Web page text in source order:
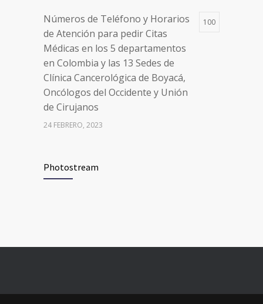
Números de Teléfono y Horarios
de Atención para pedir Citas
Médicas en los 5 departamentos
en Colombia y las 13 Sedes de
Clínica Cancerológica de Boyacá,
Oncólogos del Occidente y Unión
de Cirujanos
100
24 FEBRERO, 2023
junio 2021)
años
Photostream